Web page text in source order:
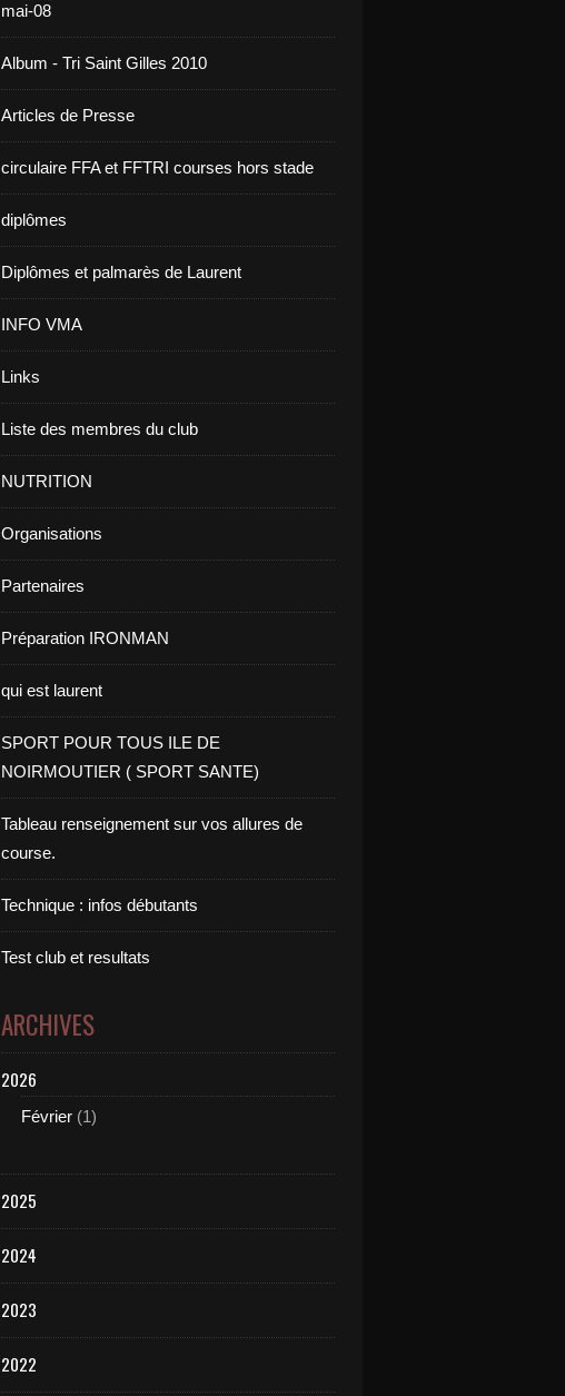
mai-08
Album - Tri Saint Gilles 2010
Articles de Presse
circulaire FFA et FFTRI courses hors stade
diplômes
Diplômes et palmarès de Laurent
INFO VMA
Links
Liste des membres du club
NUTRITION
Organisations
Partenaires
Préparation IRONMAN
qui est laurent
SPORT POUR TOUS ILE DE
NOIRMOUTIER ( SPORT SANTE)
Tableau renseignement sur vos allures de
course.
Technique : infos débutants
Test club et resultats
ARCHIVES
2026
Février (1)
2025
2024
2023
2022